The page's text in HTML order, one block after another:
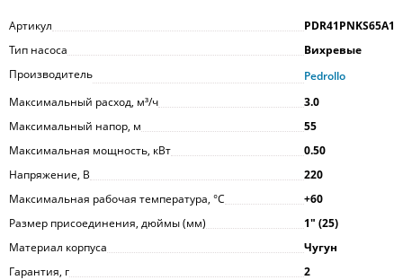
Артикул
PDR41PNKS65A1
Тип насоса
Вихревые
Производитель
Pedrollo
Максимальный расход, м³/ч
3.0
Максимальный напор, м
55
Максимальная мощность, кВт
0.50
Напряжение, В
220
Максимальная рабочая температура, °С
+60
Размер присоединения, дюймы (мм)
1ʺ (25)
Материал корпуса
Чугун
Гарантия, г
2